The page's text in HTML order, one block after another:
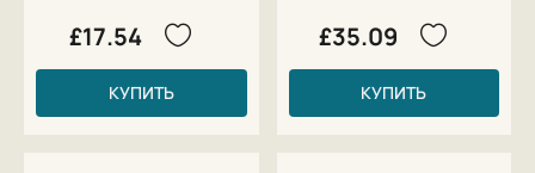
£17.54
КУПИТЬ
£35.09
КУПИТЬ